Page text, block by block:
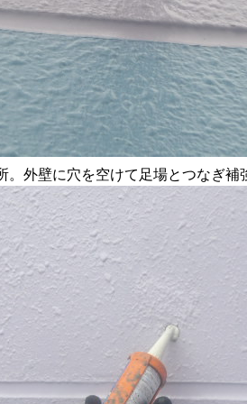
。外壁に穴を空けて足場とつなぎ補